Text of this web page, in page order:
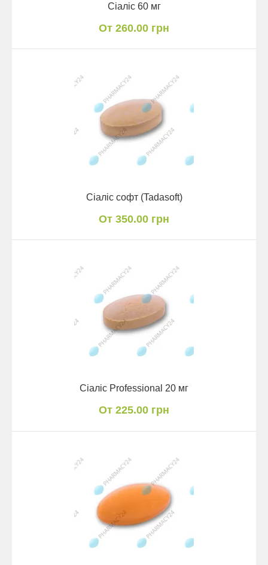
Сіаліс 60 мг
От 260.00 грн
Сіаліс софт (Tadasoft)
От 350.00 грн
Сіаліс Professional 20 мг
От 225.00 грн